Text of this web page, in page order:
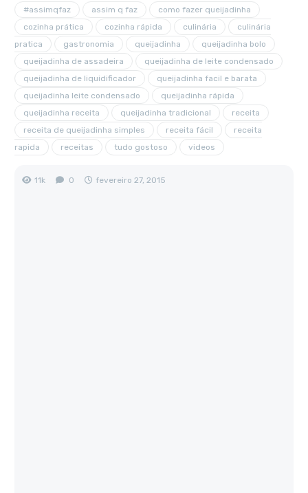
#assimqfaz assim q faz
como fazer queijadinha
cozinha prática
cozinha rápida culinária
culinária
pratica
gastronomia queijadinha
queijadinha bolo
queijadinha de assadeira
queijadinha de leite condensado
queijadinha de liquidificador
queijadinha facil e barata
queijadinha leite condensado
queijadinha rápida
queijadinha receita
queijadinha tradicional
receita
receita de queijadinha simples
receita fácil
receita
rapida
receitas tudo gostoso videos
11k 0 fevereiro 27, 2015